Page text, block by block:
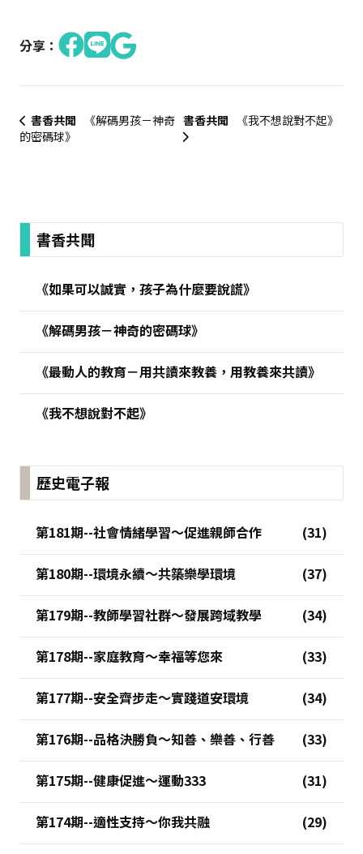
分享：
書香共聞
《解碼男孩－神奇
的密碼球》
書香共聞 《我不想說對不起》
:::書香共聞
《如果可以誠實，孩子為什麼要說謊》
《解碼男孩－神奇的密碼球》
《最動人的教育－用共讀來教養，用教養來共讀》
《我不想說對不起》
歷史電子報
第181期--社會情緒學習～促進親師合作
第180期--環境永續～共築樂學環境
第179期--教師學習社群～發展跨域教學
第178期--家庭教育～幸福等您來
第177期--安全齊步走～實踐道安環境
第176期--品格決勝負～知善、樂善、行善
第175期--健康促進～運動333
第174期--適性支持～你我共融